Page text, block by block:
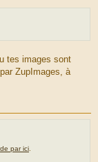
tes images sont
ZupImages, à
par ici